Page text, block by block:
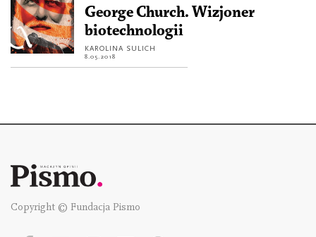
George Church. Wizjoner
biotechnologii
KAROLINA SULICH
8.05.2018
Copyright © Fundacja Pismo